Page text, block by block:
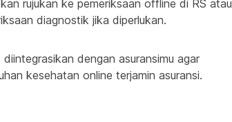
rujukan ke pemeriksaan offline di RS atau
diagnostik jika diperlukan.
diintegrasikan dengan asuransimu agar
kesehatan online terjamin asuransi.